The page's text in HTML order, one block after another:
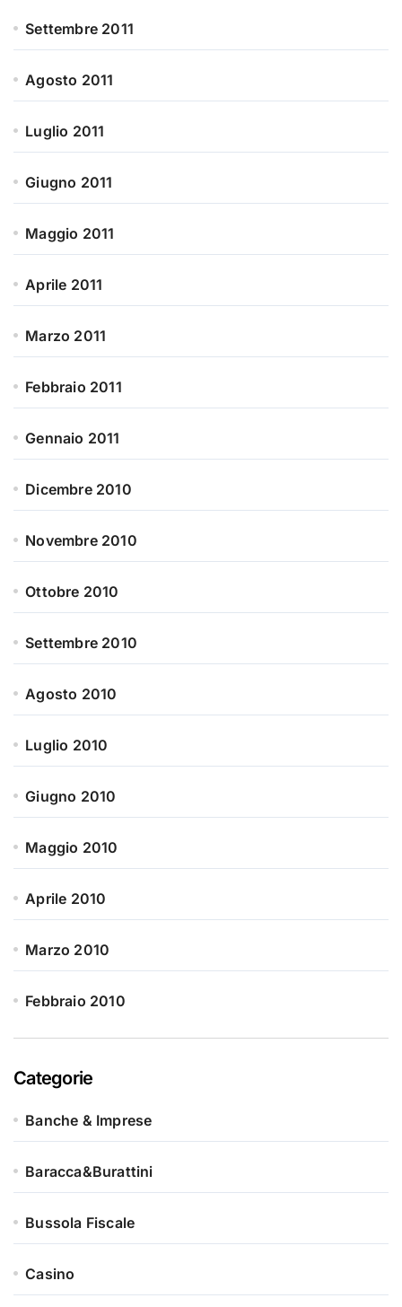
Settembre 2011
Agosto 2011
Luglio 2011
Giugno 2011
Maggio 2011
Aprile 2011
Marzo 2011
Febbraio 2011
Gennaio 2011
Dicembre 2010
Novembre 2010
Ottobre 2010
Settembre 2010
Agosto 2010
Luglio 2010
Giugno 2010
Maggio 2010
Aprile 2010
Marzo 2010
Febbraio 2010
Categorie
Banche & Imprese
Baracca&Burattini
Bussola Fiscale
Casino